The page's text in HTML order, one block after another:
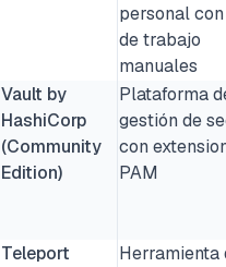
personal
de trabajo
manuales
Vault by
HashiCorp
(Community
Edition)
Plataforma
gestión de
con
PAM
Teleport
Herramienta